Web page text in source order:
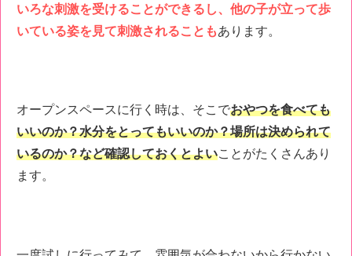
いろな刺激を受けることができるし、他の子が立って歩
いている姿を見て刺激されることもあります。
オープンスペースに行く時は、そこでおやつを食べても
いいのか？水分をとってもいいのか？場所は決められて
いるのか？など確認しておくとよいことがたくさんあり
ます。